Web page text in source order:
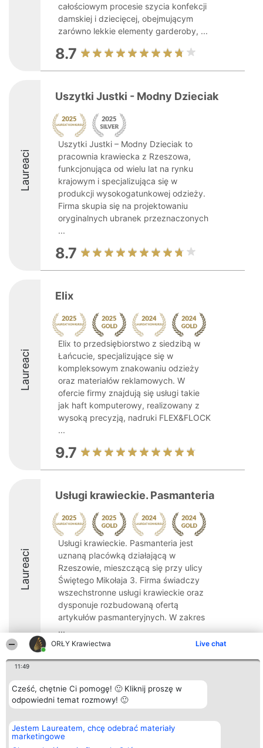
ORŁY Krawiectwa Live chat
11:49
Cześć, chętnie Ci pomogę! 🙂 Kliknij proszę w
odpowiedni temat rozmowy! 🙂
Jestem Laureatem, chcę odebrać materiały
marketingowe
całościowym procesie szycia konfekcji
damskiej i dziecięcej, obejmującym
zarówno lekkie elementy garderoby, ...
8.7
Laureaci
Uszytki Justki - Modny Dzieciak
Uszytki Justki – Modny Dzieciak to
pracownia krawiecka z Rzeszowa,
funkcjonująca od wielu lat na rynku
krajowym i specjalizująca się w
produkcji wysokogatunkowej odzieży.
Firma skupia się na projektowaniu
oryginalnych ubranek przeznaczonych
...
8.7
Laureaci
Elix
Elix to przedsiębiorstwo z siedzibą w
Łańcucie, specjalizujące się w
kompleksowym znakowaniu odzieży
oraz materiałów reklamowych. W
ofercie firmy znajdują się usługi takie
jak haft komputerowy, realizowany z
wysoką precyzją, nadruki FLEX&FLOCK
...
9.7
Laureaci
Usługi krawieckie. Pasmanteria
Usługi krawieckie. Pasmanteria jest
uznaną placówką działającą w
Rzeszowie, mieszczącą się przy ulicy
Świętego Mikołaja 3. Firma świadczy
wszechstronne usługi krawieckie oraz
dysponuje rozbudowaną ofertą
artykułów pasmanteryjnych. W zakres
...
9.4
Organizator plebiscytu
Bright Side Solutions sp. z o.
o. sp. k.
Wrocław 50-079
KRS 0000749100 | Regon
381313360 | NIP 8943132676
Plebiscyt
Laureaci
Lista
Laureatów
Regulamin
Kontakt